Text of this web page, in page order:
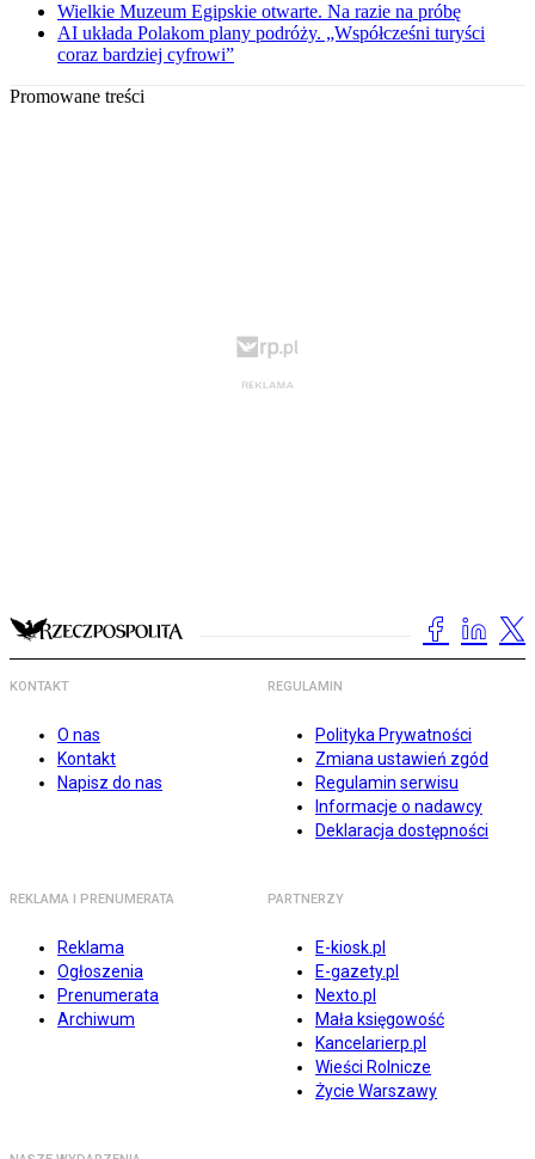
Wielkie Muzeum Egipskie otwarte. Na razie na próbę
AI układa Polakom plany podróży. „Współcześni turyści
coraz bardziej cyfrowi”
Promowane treści
KONTAKT
O nas
Kontakt
Napisz do nas
REGULAMIN
Polityka Prywatności
Zmiana ustawień zgód
Regulamin serwisu
Informacje o nadawcy
Deklaracja dostępności
REKLAMA I PRENUMERATA
Reklama
Ogłoszenia
Prenumerata
Archiwum
PARTNERZY
E-kiosk.pl
E-gazety.pl
Nexto.pl
Mała księgowość
Kancelarierp.pl
Wieści Rolnicze
Życie Warszawy